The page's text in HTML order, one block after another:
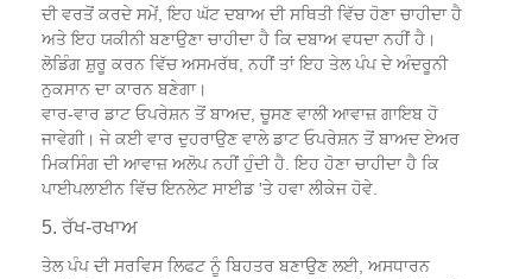
ਦੀ ਵਰਤੋਂ ਕਰਦੇ ਸਮੇਂ, ਇਹ ਘੱਟ ਦਬਾਅ ਦੀ ਸਥਿਤੀ ਵਿੱਚ ਹੋਣਾ ਚਾਹੀਦਾ ਹੈ
ਅਤੇ ਇਹ ਯਕੀਨੀ ਬਣਾਉਣਾ ਚਾਹੀਦਾ ਹੈ ਕਿ ਦਬਾਅ ਵਧਦਾ ਨਹੀਂ ਹੈ।
ਲੋਡਿੰਗ ਸ਼ੁਰੂ ਕਰਨ ਵਿੱਚ ਅਸਮਰੱਥ, ਨਹੀਂ ਤਾਂ ਇਹ ਤੇਲ ਪੰਪ ਦੇ ਅੰਦਰੂਨੀ
ਨੁਕਸਾਨ ਦਾ ਕਾਰਨ ਬਣੇਗਾ।
ਵਾਰ-ਵਾਰ ਡਾਟ ਓਪਰੇਸ਼ਨ ਤੋਂ ਬਾਅਦ, ਚੂਸਣ ਵਾਲੀ ਆਵਾਜ਼ ਗਾਇਬ ਹੋ
ਜਾਵੇਗੀ। ਜੇ ਕਈ ਵਾਰ ਦੁਹਰਾਉਣ ਵਾਲੇ ਡਾਟ ਓਪਰੇਸ਼ਨ ਤੋਂ ਬਾਅਦ ਏਅਰ
ਮਿਕਸਿੰਗ ਦੀ ਆਵਾਜ਼ ਅਲੋਪ ਨਹੀਂ ਹੁੰਦੀ ਹੈ. ਇਹ ਹੋਣਾ ਚਾਹੀਦਾ ਹੈ ਕਿ
ਪਾਈਪਲਾਈਨ ਵਿੱਚ ਇਨਲੇਟ ਸਾਈਡ 'ਤੇ ਹਵਾ ਲੀਕੇਜ ਹੋਵੇ.
5. ਰੱਖ-ਰਖਾਅ
ਤੇਲ ਪੰਪ ਦੀ ਸਰਵਿਸ ਲਿਫਟ ਨੂੰ ਬਿਹਤਰ ਬਣਾਉਣ ਲਈ, ਅਸਧਾਰਨ